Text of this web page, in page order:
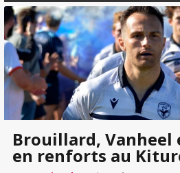
Brouillard, Vanheel
en renforts au